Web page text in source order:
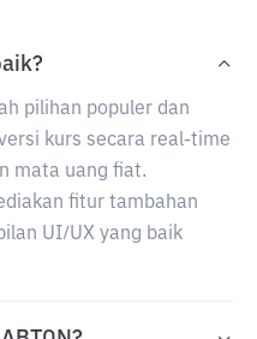
pilihan populer dan
kurs secara real-time
mata uang fiat.
fitur tambahan
UI/UX yang baik